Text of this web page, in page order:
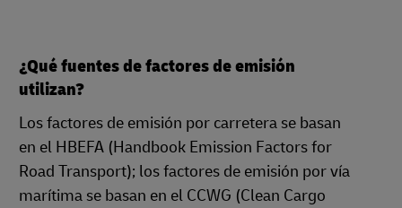
¿Qué fuentes de factores de emisión
utilizan?
Los factores de emisión por carretera se basan
en el HBEFA (Handbook Emission Factors for
Road Transport); los factores de emisión por vía
marítima se basan en el CCWG (Clean Cargo